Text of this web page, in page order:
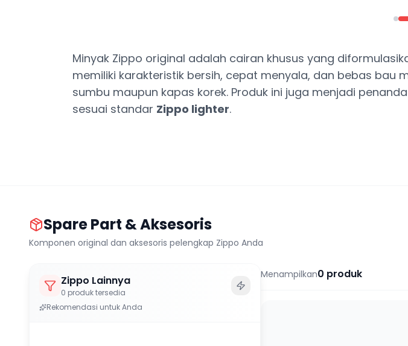
Minyak Zippo original adalah cairan khusus yang
memiliki karakteristik bersih, cepat menyala, dan bebas bau
sumbu maupun kapas korek. Produk ini juga menjadi
sesuai standar Zippo lighter.
Spare Part & Aksesoris
Komponen original dan aksesoris pelengkap Zippo Anda
Zippo Lainnya
0 produk tersedia
Rekomendasi untuk Anda
Menampilkan0 produk